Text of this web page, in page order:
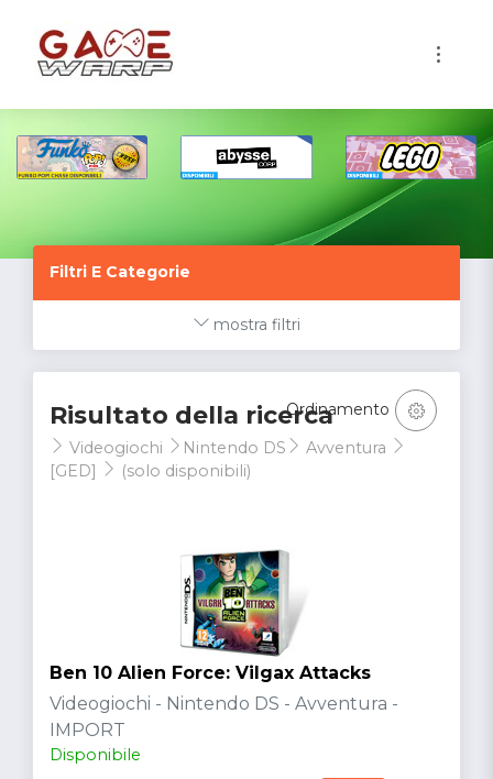
Filtri E Categorie
mostra filtri
Risultato della ricerca
Videogiochi Nintendo DS
Avventura
[GED]
(solo disponibili)
Ordinamento
Ben 10 Alien Force: Vilgax Attacks
Videogiochi - Nintendo DS - Avventura -
IMPORT
Disponibile